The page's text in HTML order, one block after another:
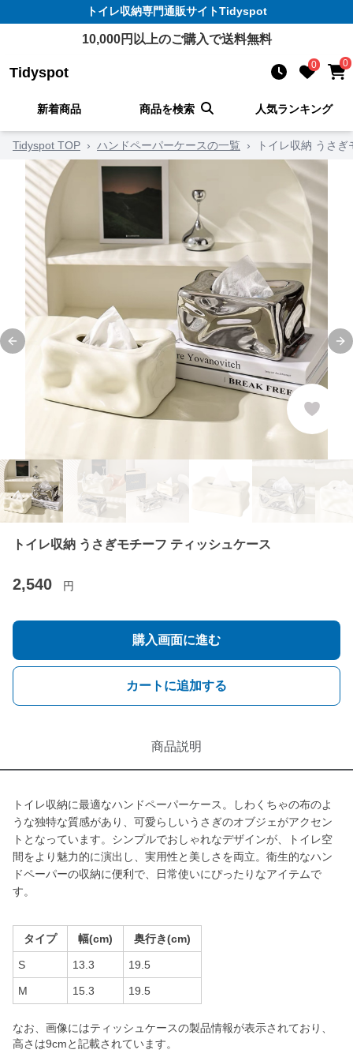
トイレ収納専門通販サイトTidyspot
10,000円以上のご購入で送料無料
Tidyspot 0 0
新着商品 商品を検索 人気ランキング
Tidyspot TOP › ハンドペーパーケースの一覧 › トイレ収納 うさ
Previous slide
トイレ収納 うさぎモチーフ ティッシュケース
2,540 円
購入画面に進む
カートに追加する
商品説明
トイレ収納に最適なハンドペーパーケース。しわくちゃの布のよ
うな独特な質感があり、可愛らしいうさぎのオブジェがアクセン
トとなっています。シンプルでおしゃれなデザインが、トイレ空
間をより魅力的に演出し、実用性と美しさを両立。衛生的なハン
ドペーパーの収納に便利で、日常使いにぴったりなアイテムで
す。
タイプ 幅(cm) 奥行き(cm)
S 13.3 19.5
M 15.3 19.5
なお、画像にはティッシュケースの製品情報が表示されており、
高さは9cmと記載されています。